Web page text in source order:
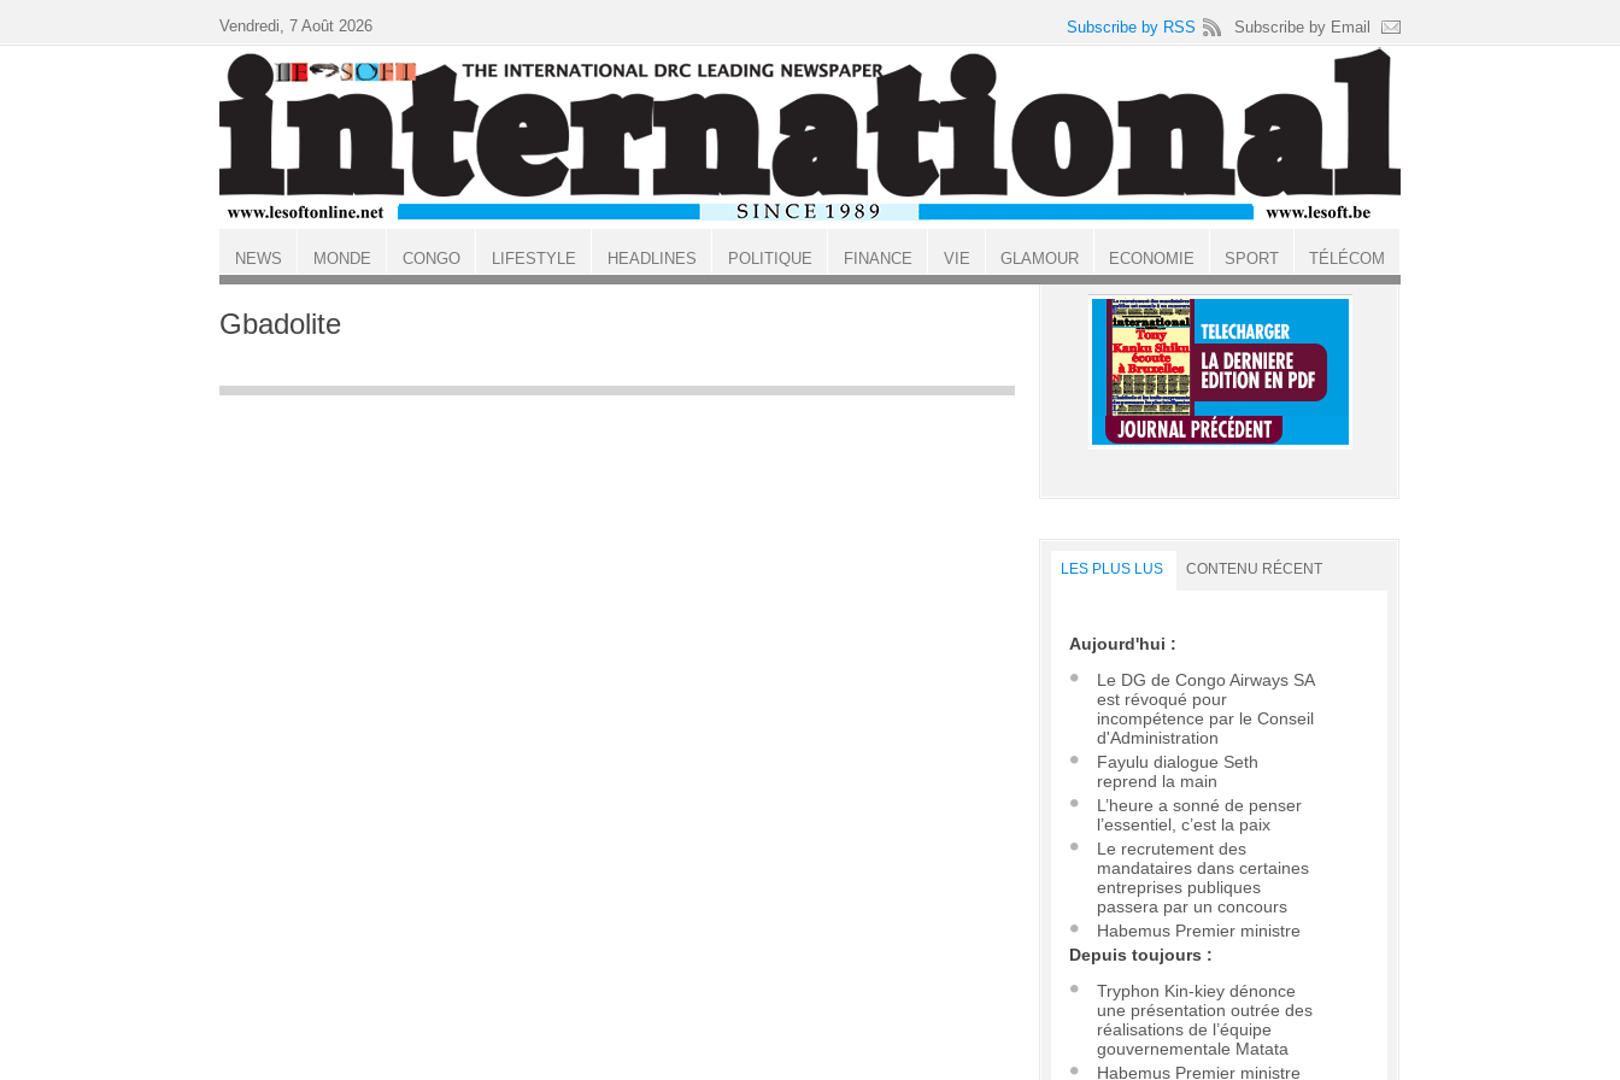
ACCUEIL
Gbadolite
LES PLUS LUS CONTENU RÉCENT
Aujourd'hui :
Le DG de Congo Airways SA
est révoqué pour
incompétence par le Conseil
d'Administration
Fayulu dialogue Seth
reprend la main
L’heure a sonné de penser
l’essentiel, c’est la paix
Le recrutement des
mandataires dans certaines
entreprises publiques
passera par un concours
Habemus Premier ministre
Depuis toujours :
Tryphon Kin-kiey dénonce
une présentation outrée des
réalisations de l’équipe
gouvernementale Matata
Habemus Premier ministre
Vendredi, 7 Août 2026 Subscribe by RSS Subscribe by Email
NEWS MONDE CONGO LIFESTYLE HEADLINES POLITIQUE FINANCE VIE GLAMOUR ECONOMIE SPORT TÉLÉCOM